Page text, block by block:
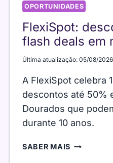
OPORTUNIDADES
FlexiSpot:
flash deals em
Última atualização: 05/08/2026
A FlexiSpot celebra
descontos até 50%
Dourados que
durante 10 anos.
SABER MAIS FLEXISPOT: